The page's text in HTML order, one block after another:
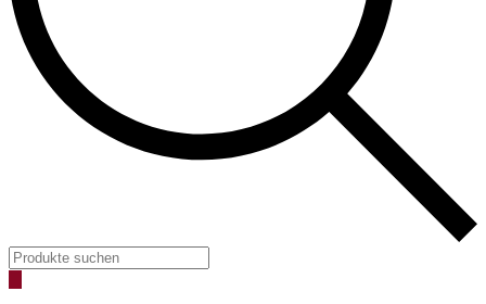
Products
search